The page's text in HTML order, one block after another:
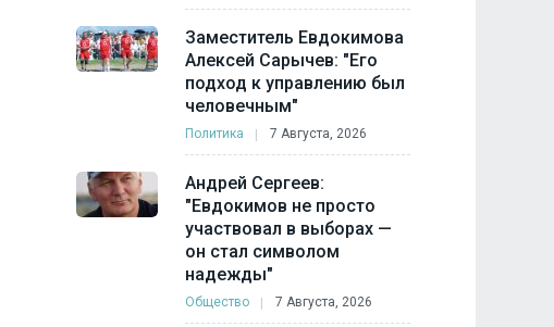
Заместитель Евдокимова
Алексей Сарычев: "Его
подход к управлению был
человечным"
Политика 7 Августа, 2026
Андрей Сергеев:
"Евдокимов не просто
участвовал в выборах —
он стал символом
надежды"
Общество 7 Августа, 2026